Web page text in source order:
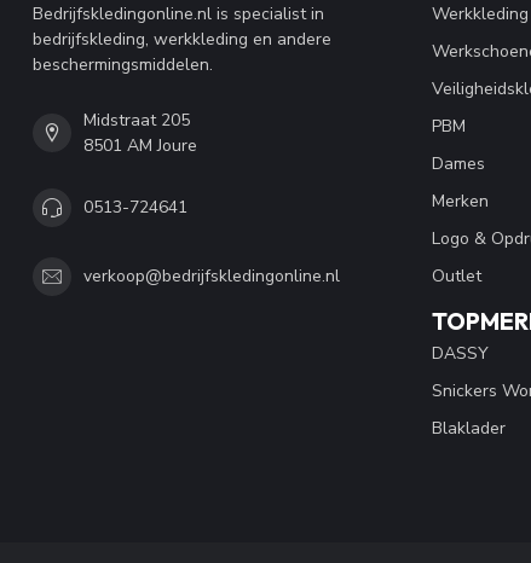
Bedrijfskledingonline.nl is specialist in
bedrijfskleding, werkkleding en andere
beschermingsmiddelen.
Midstraat 205
8501 AM Joure
0513-724641
verkoop@bedrijfskledingonline.nl
Werkkleding
PBM
Dames
Merken
Logo &
Outlet
DASSY
Snickers
Blaklader